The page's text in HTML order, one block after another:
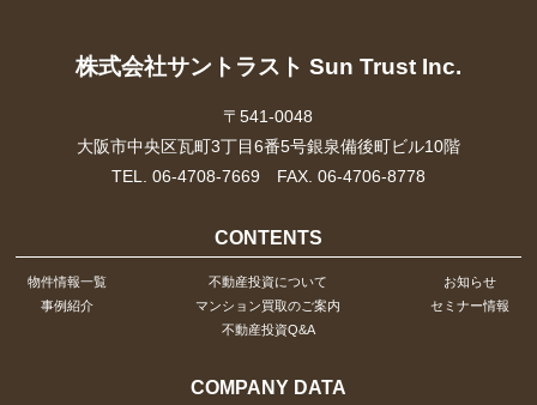
株式会社サントラスト Sun Trust Inc.
〒541-0048
大阪市中央区瓦町3丁目6番5号銀泉備後町ビル10階
TEL. 06-4708-7669 FAX. 06-4706-8778
CONTENTS
物件情報一覧
事例紹介
不動産投資について
マンション買取のご案内
不動産投資Q&A
お知らせ
セミナー情報
COMPANY DATA